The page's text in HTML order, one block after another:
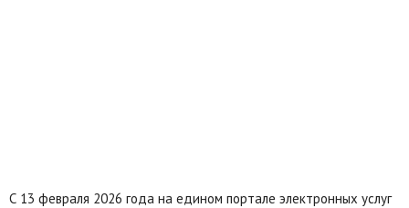
С 13 февраля 2026 года на едином портале электронных услуг